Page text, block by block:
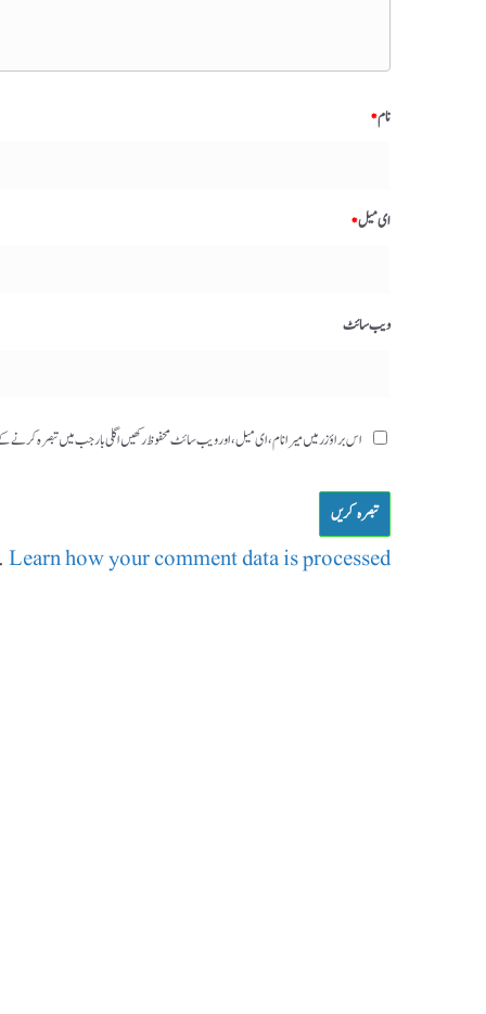
نام*
ای میل*
ویب‌ سائٹ
اس براؤزر میں میرا نام، ای میل، اور ویب سائٹ محفوظ رکھیں اگلی بار جب میں تبصرہ
Learn how your comment data is processed.